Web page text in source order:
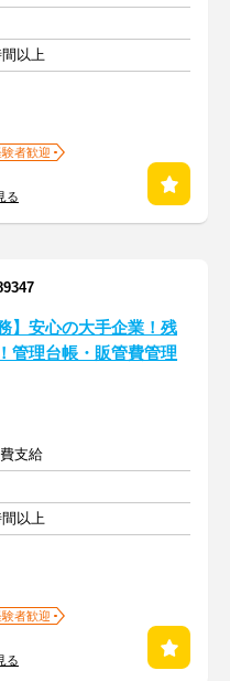
以上
者歓迎
る
】安心の大手企業！残
管理台帳・販管費管理
支給
以上
者歓迎
る